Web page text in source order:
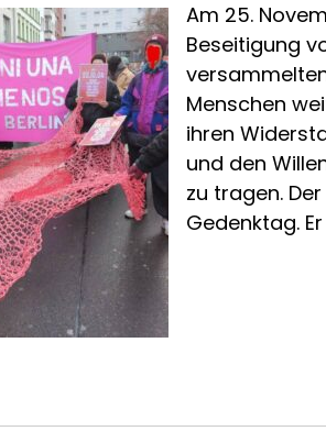
Am 25.
Beseitigung
Menschen
ihren
und den
zu tragen.
Gedenktag. Er